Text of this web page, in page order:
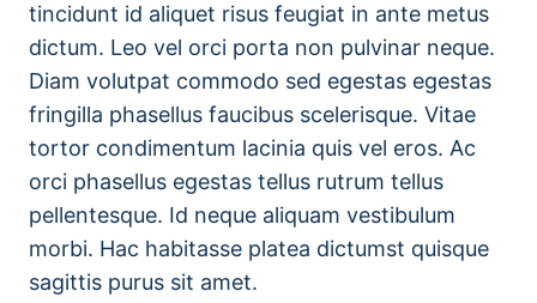
tincidunt id aliquet risus feugiat in ante metus
dictum. Leo vel orci porta non pulvinar neque.
Diam volutpat commodo sed egestas egestas
fringilla phasellus faucibus scelerisque. Vitae
tortor condimentum lacinia quis vel eros. Ac
orci phasellus egestas tellus rutrum tellus
pellentesque. Id neque aliquam vestibulum
morbi. Hac habitasse platea dictumst quisque
sagittis purus sit amet.